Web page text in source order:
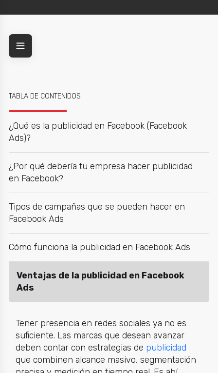
TABLA DE CONTENIDOS
¿Qué es la publicidad en Facebook (Facebook
Ads)?
¿Por qué debería tu empresa hacer publicidad
en Facebook?
Tipos de campañas que se pueden hacer en
Facebook Ads
Cómo funciona la publicidad en Facebook Ads
Ventajas de la publicidad en Facebook
Ads
Tener presencia en redes sociales ya no es
suficiente. Las marcas que desean avanzar
deben contar con estrategias de publicidad
que combinen alcance masivo, segmentación